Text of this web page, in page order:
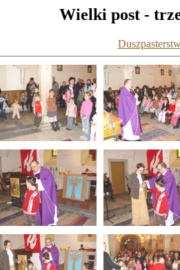
Wielki post -